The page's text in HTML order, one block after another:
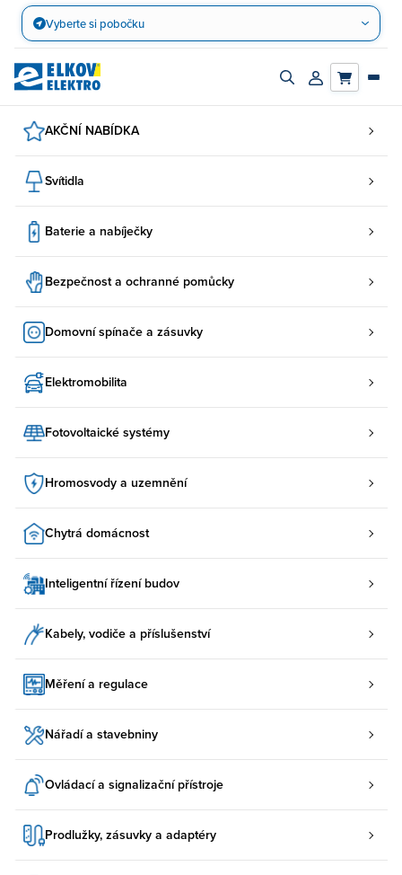
Přejít
obsah
Vyberte si pobočku
Zapnout/vypnout
Přihlásit/
AKČNÍ NABÍDKA
Svítidla
Baterie a nabíječky
Bezpečnost a ochranné pomůcky
Domovní spínače a zásuvky
Elektromobilita
Fotovoltaické systémy
Hromosvody a uzemnění
Chytrá domácnost
Inteligentní řízení budov
Kabely, vodiče a příslušenství
Měření a regulace
Nářadí a stavebniny
Ovládací a signalizační přístroje
Prodlužky, zásuvky a adaptéry